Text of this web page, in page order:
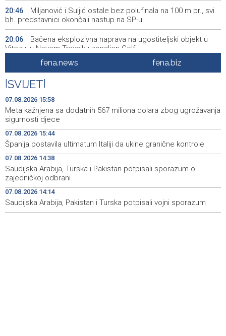
20:46
Miljanović i Suljić ostale bez polufinala na 100 m pr., svi
bh. predstavnici okončali nastup na SP-u
20:06
Bačena eksplozivna naprava na ugostiteljski objekt u
Vitezu, u Novom Travniku zapaljen Golf
Galerija ULUPUBiH otvara novu izlagačku sezonu,
predstavlja novi izlagački program
19:44 Faris Dževahirić novi nogometaš Veleža
19:21 Announcement of events for Saturday, 8 August 2026
19:10
Rudari Milanovića ubijedili da ode kući, Memčić se već
ponovo vratio u jamu 'Raspotočje'
19:03
Sarajevo Film Festival presents Kinoscope and
Kinoscope Surreal programs
19:00 Najave događaja za 8. 8. 2026. godine (subota)
fena.news fena.biz
SVIJET
07.08.2026 15:58
Meta kažnjena sa dodatnih 567 miliona dolara zbog ugrožavanja
sigurnosti djece
07.08.2026 15:44
Španija postavila ultimatum Italiji da ukine granične kontrole
07.08.2026 14:38
Saudijska Arabija, Turska i Pakistan potpisali sporazum o
zajedničkoj odbrani
07.08.2026 14:14
Saudijska Arabija, Pakistan i Turska potpisali vojni sporazum